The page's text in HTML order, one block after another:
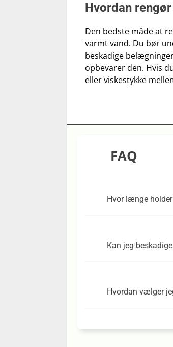
Hvordan
Den bedste måde at
varmt vand. Du bør
beskadige
opbevarer den. Hvis
eller viskestykke
FAQ
Hvor længe
Kan jeg
Hvordan vælger